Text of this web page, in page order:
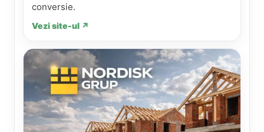
conversie.
Vezi site-ul ↗